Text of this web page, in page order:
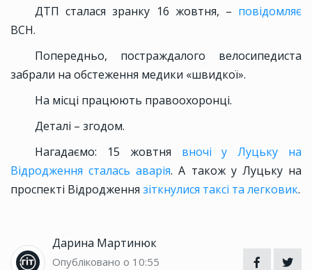
ДТП сталася зранку 16 жовтня, – повідомляє
ВСН.
Попередньо, постраждалого велосипедиста
забрали на обстеження медики «швидкої».
На місці працюють правоохоронці.
Деталі – згодом.
Нагадаємо: 15 жовтня вночі у Луцьку на
Відродження сталась аварія. А також у Луцьку на
проспекті Відродження зіткнулися таксі та легковик.
Дарина Мартинюк
Опубліковано о 10:55